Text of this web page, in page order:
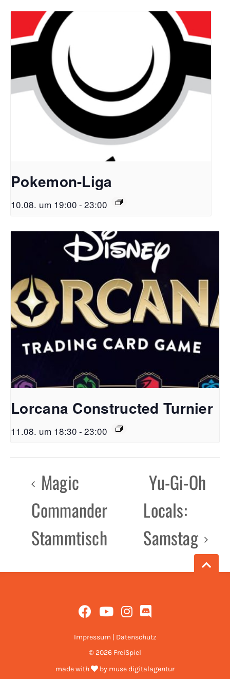
Pokemon-Liga
10.08. um 19:00 - 23:00
Lorcana Constructed Turnier
11.08. um 18:30 - 23:00
Magic
Commander
Stammtisch
Yu-Gi-Oh
Locals:
Samstag
Impressum | Datenschutz
© 2026 FreiSpiel
made with
by muse digitalagentur